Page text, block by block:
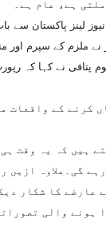
ہے، عام ہے۔
لینز پاکستان
ملزم کے سپرم
پتافی نے کہا
کرنے کے واقعات
ہیں کہ یہ وقت
گی۔علاوہ ازیں
عارضے کا شکار
ہونے والی